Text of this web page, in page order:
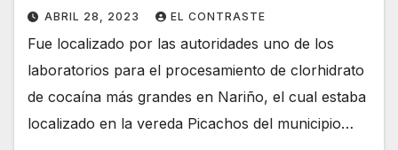
ABRIL 28, 2023 EL CONTRASTE
Fue localizado por las autoridades uno de los
laboratorios para el procesamiento de clorhidrato
de cocaína más grandes en Nariño, el cual estaba
localizado en la vereda Picachos del municipio…